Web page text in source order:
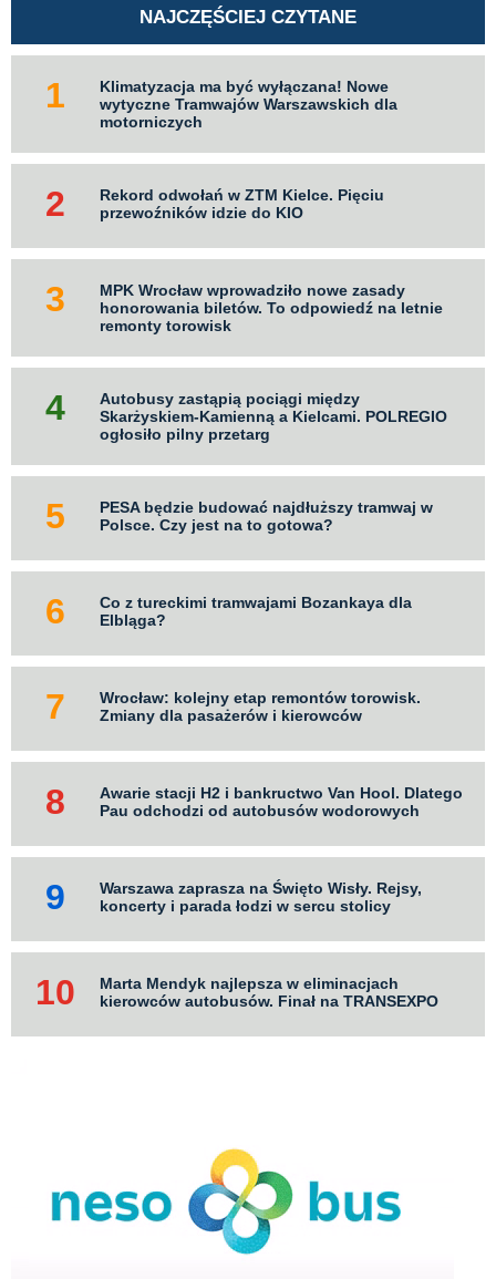
NAJCZĘŚCIEJ CZYTANE
Klimatyzacja ma być wyłączana! Nowe
wytyczne Tramwajów Warszawskich dla
motorniczych
Rekord odwołań w ZTM Kielce. Pięciu
przewoźników idzie do KIO
MPK Wrocław wprowadziło nowe zasady
honorowania biletów. To odpowiedź na letnie
remonty torowisk
Autobusy zastąpią pociągi między
Skarżyskiem-Kamienną a Kielcami. POLREGIO
ogłosiło pilny przetarg
PESA będzie budować najdłuższy tramwaj w
Polsce. Czy jest na to gotowa?
Co z tureckimi tramwajami Bozankaya dla
Elbląga?
Wrocław: kolejny etap remontów torowisk.
Zmiany dla pasażerów i kierowców
Awarie stacji H2 i bankructwo Van Hool. Dlatego
Pau odchodzi od autobusów wodorowych
Warszawa zaprasza na Święto Wisły. Rejsy,
koncerty i parada łodzi w sercu stolicy
Marta Mendyk najlepsza w eliminacjach
kierowców autobusów. Finał na TRANSEXPO